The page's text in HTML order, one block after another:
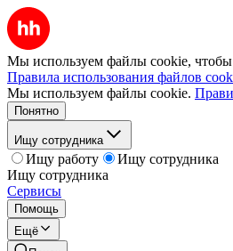
Мы используем файлы cookie, чтобы
Правила использования файлов
Мы используем файлы cookie.
Понятно
Ищу сотрудника
Ищу работу
Ищу сотрудника
Ищу сотрудника
Сервисы
Помощь
Ещё